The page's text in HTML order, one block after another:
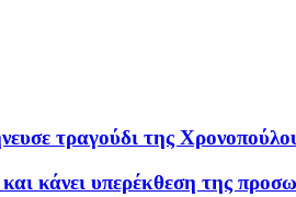
τραγούδι της
κάνει υπερέκθεση της